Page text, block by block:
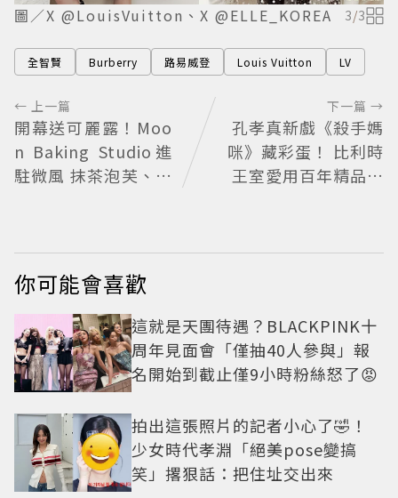
圖／X @LouisVuitton、X @ELLE_KOREA 3/3
全智賢 Burberry 路易威登 Louis Vuitton LV
← 上一篇
開幕送可麗露！Moo
n Baking Studio進
駐微風 抹茶泡芙、芒
下一篇 →
孔孝真新戲《殺手媽
咪》藏彩蛋！ 比利時
王室愛用百年精品也
你可能會喜歡
這就是天團待遇？BLACKPINK十
周年見面會「僅抽40人參與」報
名開始到截止僅9小時粉絲怒了😡
拍出這張照片的記者小心了🤣！
少女時代孝淵「絕美pose變搞
笑」撂狠話：把住址交出來